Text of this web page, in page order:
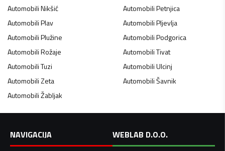
AutomobiliNikšić AutomobiliPetnjica
AutomobiliPlav AutomobiliPljevlja
AutomobiliPlužine AutomobiliPodgorica
AutomobiliRožaje AutomobiliTivat
AutomobiliTuzi AutomobiliUlcinj
AutomobiliZeta AutomobiliŠavnik
AutomobiliŽabljak
NAVIGACIJA
WEBLAB D.O.O.